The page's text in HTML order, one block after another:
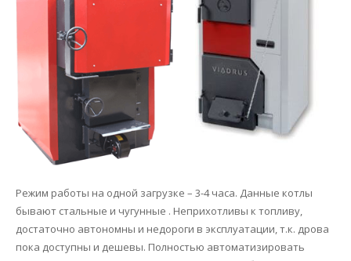
​Режим работы на одной загрузке – 3-4 часа. Данные котлы
бывают стальные и чугунные . Неприхотливы к топливу,
достаточно автономны и недороги в эксплуатации, т.к. дрова
пока доступны и дешевы. Полностью автоматизировать